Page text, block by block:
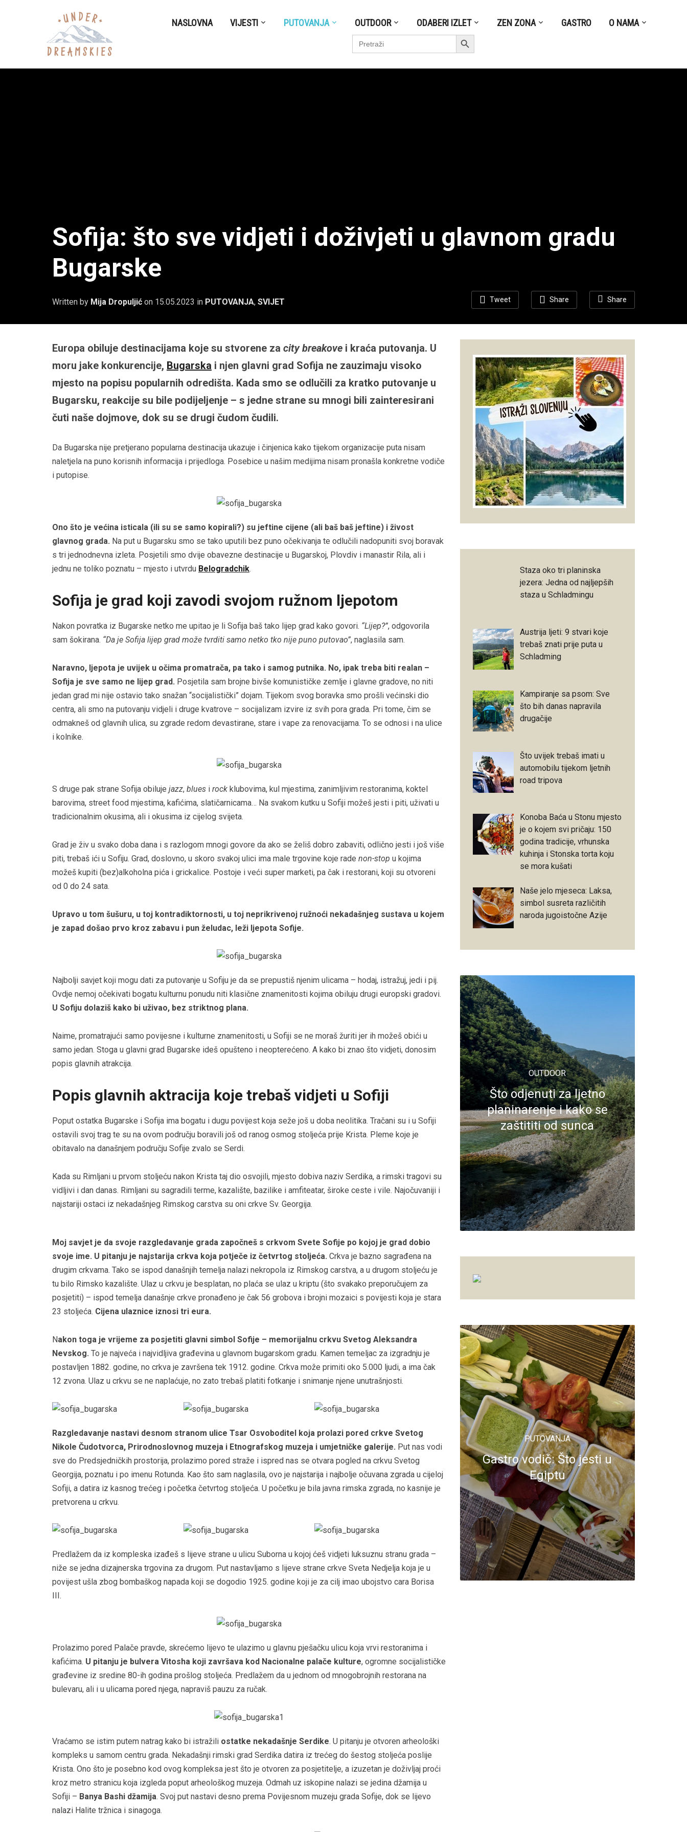
NASLOVNA VIJESTI PUTOVANJA OUTDOOR ODABERI IZLET ZEN ZONA GASTRO O NAMA
Search
for:
Search Button
Sofija: što sve vidjeti i doživjeti u glavnom gradu
Bugarske
Tweet Share Share
Written by Mija Dropuljić on 15.05.2023 in PUTOVANJA, SVIJET
Europa obiluje destinacijama koje su stvorene za city breakove i kraća putovanja. U
moru jake konkurencije, Bugarska i njen glavni grad Sofija ne zauzimaju visoko
mjesto na popisu popularnih odredišta. Kada smo se odlučili za kratko putovanje u
Bugarsku, reakcije su bile podijeljenje – s jedne strane su mnogi bili zainteresirani
čuti naše dojmove, dok su se drugi čudom čudili.
Da Bugarska nije pretjerano popularna destinacija ukazuje i činjenica kako tijekom organizacije puta nisam
naletjela na puno korisnih informacija i prijedloga. Posebice u našim medijima nisam pronašla konkretne vodiče
i putopise.
Ono što je većina isticala (ili su se samo kopirali?) su jeftine cijene (ali baš baš jeftine) i živost
glavnog grada. Na put u Bugarsku smo se tako uputili bez puno očekivanja te odlučili nadopuniti svoj boravak
s tri jednodnevna izleta. Posjetili smo dvije obavezne destinacije u Bugarskoj, Plovdiv i manastir Rila, ali i
jednu ne toliko poznatu – mjesto i utvrdu Belogradchik.
Sofija je grad koji zavodi svojom ružnom ljepotom
Nakon povratka iz Bugarske netko me upitao je li Sofija baš tako lijep grad kako govori. “Lijep?”, odgovorila
sam šokirana. “Da je Sofija lijep grad može tvrditi samo netko tko nije puno putovao”, naglasila sam.
Naravno, ljepota je uvijek u očima promatrača, pa tako i samog putnika. No, ipak treba biti realan –
Sofija je sve samo ne lijep grad. Posjetila sam brojne bivše komunističke zemlje i glavne gradove, no niti
jedan grad mi nije ostavio tako snažan “socijalistički” dojam. Tijekom svog boravka smo prošli većinski dio
centra, ali smo na putovanju vidjeli i druge kvatrove – socijalizam izvire iz svih pora grada. Pri tome, čim se
odmakneš od glavnih ulica, su zgrade redom devastirane, stare i vape za renovacijama. To se odnosi i na ulice
i kolnike.
S druge pak strane Sofija obiluje jazz, blues i rock klubovima, kul mjestima, zanimljivim restoranima, koktel
barovima, street food mjestima, kafićima, slatičarnicama… Na svakom kutku u Sofiji možeš jesti i piti, uživati u
tradicionalnim okusima, ali i okusima iz cijelog svijeta.
Grad je živ u svako doba dana i s razlogom mnogi govore da ako se želiš dobro zabaviti, odlično jesti i još više
piti, trebaš ići u Sofiju. Grad, doslovno, u skoro svakoj ulici ima male trgovine koje rade non-stop u kojima
možeš kupiti (bez)alkoholna pića i grickalice. Postoje i veći super marketi, pa čak i restorani, koji su otvoreni
od 0 do 24 sata.
Upravo u tom šušuru, u toj kontradiktornosti, u toj neprikrivenoj ružnoći nekadašnjeg sustava u kojem
je zapad došao prvo kroz zabavu i pun želudac, leži ljepota Sofije.
Najbolji savjet koji mogu dati za putovanje u Sofiju je da se prepustiš njenim ulicama – hodaj, istražuj, jedi i pij.
Ovdje nemoj očekivati bogatu kulturnu ponudu niti klasične znamenitosti kojima obiluju drugi europski gradovi.
U Sofiju dolaziš kako bi uživao, bez striktnog plana.
Naime, promatrajući samo povijesne i kulturne znamenitosti, u Sofiji se ne moraš žuriti jer ih možeš obići u
samo jedan. Stoga u glavni grad Bugarske ideš opušteno i neopterećeno. A kako bi znao što vidjeti, donosim
popis glavnih atrakcija.
Popis glavnih aktracija koje trebaš vidjeti u Sofiji
Poput ostatka Bugarske i Sofija ima bogatu i dugu povijest koja seže još u doba neolitika. Tračani su i u Sofiji
ostavili svoj trag te su na ovom području boravili još od ranog osmog stoljeća prije Krista. Pleme koje je
obitavalo na današnjem području Sofije zvalo se Serdi.
Kada su Rimljani u prvom stoljeću nakon Krista taj dio osvojili, mjesto dobiva naziv Serdika, a rimski tragovi su
vidljivi i dan danas. Rimljani su sagradili terme, kazalište, bazilike i amfiteatar, široke ceste i vile. Najočuvaniji i
najstariji ostaci iz nekadašnjeg Rimskog carstva su oni crkve Sv. Georgija.
Moj savjet je da svoje razgledavanje grada započneš s crkvom Svete Sofije po kojoj je grad dobio
svoje ime. U pitanju je najstarija crkva koja potječe iz četvrtog stoljeća. Crkva je bazno sagrađena na
drugim crkvama. Tako se ispod današnjih temelja nalazi nekropola iz Rimskog carstva, a u drugom stoljeću je
tu bilo Rimsko kazalište. Ulaz u crkvu je besplatan, no plaća se ulaz u kriptu (što svakako preporučujem za
posjetiti) – ispod temelja današnje crkve pronađeno je čak 56 grobova i brojni mozaici s povijesti koja je stara
23 stoljeća. Cijena ulaznice iznosi tri eura.
Nakon toga je vrijeme za posjetiti glavni simbol Sofije – memorijalnu crkvu Svetog Aleksandra
Nevskog. To je najveća i najvidljiva građevina u glavnom bugarskom gradu. Kamen temeljac za izgradnju je
postavljen 1882. godine, no crkva je završena tek 1912. godine. Crkva može primiti oko 5.000 ljudi, a ima čak
12 zvona. Ulaz u crkvu se ne naplaćuje, no zato trebaš platiti fotkanje i snimanje njene unutrašnjosti.
Razgledavanje nastavi desnom stranom ulice Tsar Osvoboditel koja prolazi pored crkve Svetog
Nikole Čudotvorca, Prirodnoslovnog muzeja i Etnografskog muzeja i umjetničke galerije. Put nas vodi
sve do Predsjedničkih prostorija, prolazimo pored straže i ispred nas se otvara pogled na crkvu Svetog
Georgija, poznatu i po imenu Rotunda. Kao što sam naglasila, ovo je najstarija i najbolje očuvana zgrada u cijeloj
Sofiji, a datira iz kasnog trećeg i početka četvrtog stoljeća. U početku je bila javna rimska zgrada, no kasnije je
pretvorena u crkvu.
Predlažem da iz kompleska izađeš s lijeve strane u ulicu Suborna u kojoj ćeš vidjeti luksuznu stranu grada –
niže se jedna dizajnerska trgovina za drugom. Put nastavljamo s lijeve strane crkve Sveta Nedjelja koja je u
povijest ušla zbog bombaškog napada koji se dogodio 1925. godine koji je za cilj imao ubojstvo cara Borisa
III.
Prolazimo pored Palače pravde, skrećemo lijevo te ulazimo u glavnu pješačku ulicu koja vrvi restoranima i
kafićima. U pitanju je bulvera Vitosha koji završava kod Nacionalne palače kulture, ogromne socijalističke
građevine iz sredine 80-ih godina prošlog stoljeća. Predlažem da u jednom od mnogobrojnih restorana na
bulevaru, ali i u ulicama pored njega, napraviš pauzu za ručak.
Vraćamo se istim putem natrag kako bi istražili ostatke nekadašnje Serdike. U pitanju je otvoren arheološki
kompleks u samom centru grada. Nekadašnji rimski grad Serdika datira iz trećeg do šestog stoljeća poslije
Krista. Ono što je posebno kod ovog kompleksa jest što je otvoren za posjetitelje, a izuzetan je doživljaj proći
kroz metro stranicu koja izgleda poput arheološkog muzeja. Odmah uz iskopine nalazi se jedina džamija u
Sofiji – Banya Bashi džamija. Svoj put nastavi desno prema Povijesnom muzeju grada Sofije, dok se lijevo
nalazi Halite tržnica i sinagoga.
Staza oko tri planinska
jezera: Jedna od najljepših
staza u Schladmingu
Austrija ljeti: 9 stvari koje
trebaš znati prije puta u
Schladming
Kampiranje sa psom: Sve
što bih danas napravila
drugačije
Što uvijek trebaš imati u
automobilu tijekom ljetnih
road tripova
Konoba Baća u Stonu mjesto
je o kojem svi pričaju: 150
godina tradicije, vrhunska
kuhinja i Stonska torta koju
se mora kušati
Naše jelo mjeseca: Laksa,
simbol susreta različitih
naroda jugoistočne Azije
OUTDOOR
Što odjenuti za ljetno
planinarenje i kako se
zaštititi od sunca
PUTOVANJA
Gastro vodič: Što jesti u
Egiptu